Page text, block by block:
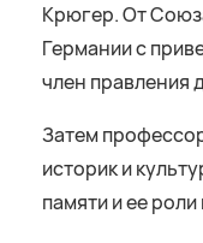
Крюгер. От
Германии с
член правления
Затем
историк и
памяти и ее